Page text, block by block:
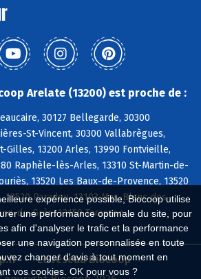
expérience possible, Biocoop utilise
une performance optimale du site, pour
afin d'analyser le trafic et la performance
une navigation personnalisée en toute
changer d'avis à tout moment en
vos cookies. OK pour vous ?
Arelate (13200) est proche de :
30127 Bellegarde, 30300
St-Vincent, 30300 Vallabrègues,
Gilles, 13200 Arles, 13990 Fontvieille,
Raphèle-lès-Arles, 13310 St-Martin-de-
13520 Les Baux-de-Provence, 13520
Paradou, 13103 Mas-Blanc-des-
du-Grès, 13150 Tarascon
Le réseau Biocoop